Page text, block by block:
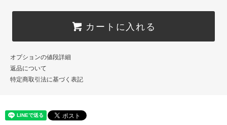
カートに入れる
オプションの値段詳細
返品について
特定商取引法に基づく表記